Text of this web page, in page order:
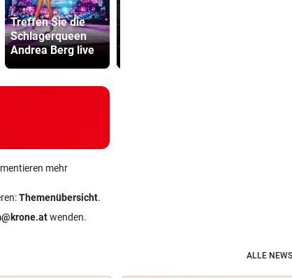
Treffen Sie die
Schlagerqueen
Andrea Berg live
mehr
Themenübersicht.
wenden.
ALLE